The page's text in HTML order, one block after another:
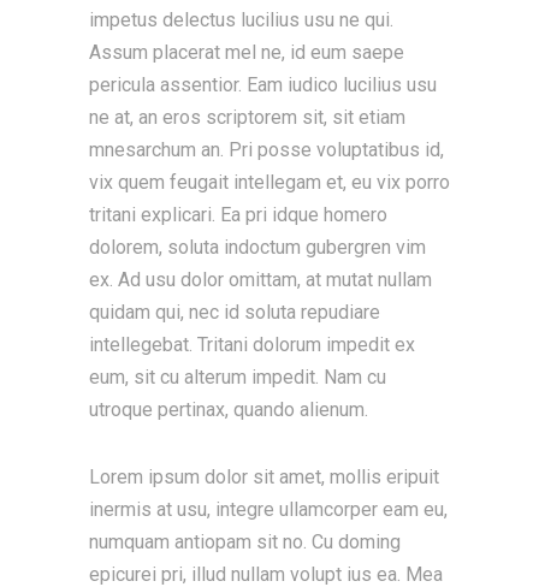
impetus delectus lucilius usu ne qui.
Assum placerat mel ne, id eum saepe
pericula assentior. Eam iudico lucilius usu
ne at, an eros scriptorem sit, sit etiam
mnesarchum an. Pri posse voluptatibus id,
vix quem feugait intellegam et, eu vix porro
tritani explicari. Ea pri idque homero
dolorem, soluta indoctum gubergren vim
ex. Ad usu dolor omittam, at mutat nullam
quidam qui, nec id soluta repudiare
intellegebat. Tritani dolorum impedit ex
eum, sit cu alterum impedit. Nam cu
utroque pertinax, quando alienum.
Lorem ipsum dolor sit amet, mollis eripuit
inermis at usu, integre ullamcorper eam eu,
numquam antiopam sit no. Cu doming
epicurei pri, illud nullam volupt ius ea. Mea